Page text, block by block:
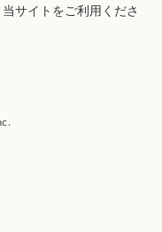
サイトをご利用くださ